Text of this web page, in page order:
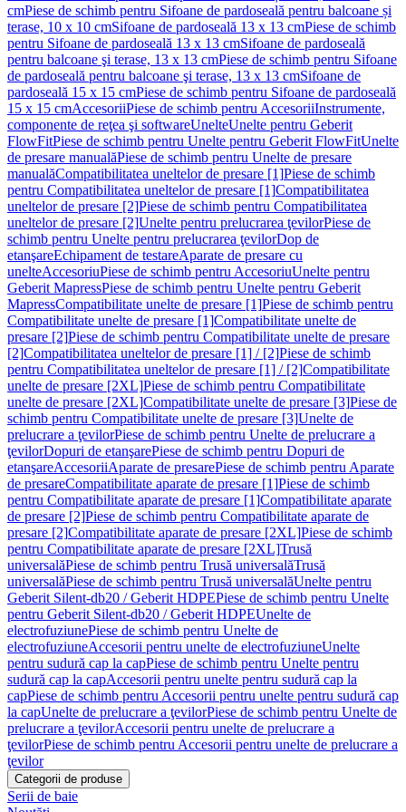
cmPiese de schimb pentru Sifoane de pardoseală pentru balcoane și
terase, 10 x 10 cmSifoane de pardoseală 13 x 13 cmPiese de schimb
pentru Sifoane de pardoseală 13 x 13 cmSifoane de pardoseală
pentru balcoane şi terase, 13 x 13 cmPiese de schimb pentru Sifoane
de pardoseală pentru balcoane şi terase, 13 x 13 cmSifoane de
pardoseală 15 x 15 cmPiese de schimb pentru Sifoane de pardoseală
15 x 15 cmAccesoriiPiese de schimb pentru AccesoriiInstrumente,
componente de reţea şi softwareUnelteUnelte pentru Geberit
FlowFitPiese de schimb pentru Unelte pentru Geberit FlowFitUnelte
de presare manualăPiese de schimb pentru Unelte de presare
manualăCompatibilitatea uneltelor de presare [1]Piese de schimb
pentru Compatibilitatea uneltelor de presare [1]Compatibilitatea
uneltelor de presare [2]Piese de schimb pentru Compatibilitatea
uneltelor de presare [2]Unelte pentru prelucrarea ţevilorPiese de
schimb pentru Unelte pentru prelucrarea ţevilorDop de
etanşareEchipament de testareAparate de presare cu
unelteAccesoriuPiese de schimb pentru AccesoriuUnelte pentru
Geberit MapressPiese de schimb pentru Unelte pentru Geberit
MapressCompatibilitate unelte de presare [1]Piese de schimb pentru
Compatibilitate unelte de presare [1]Compatibilitate unelte de
presare [2]Piese de schimb pentru Compatibilitate unelte de presare
[2]Compatibilitatea uneltelor de presare [1] / [2]Piese de schimb
pentru Compatibilitatea uneltelor de presare [1] / [2]Compatibilitate
unelte de presare [2XL]Piese de schimb pentru Compatibilitate
unelte de presare [2XL]Compatibilitate unelte de presare [3]Piese de
schimb pentru Compatibilitate unelte de presare [3]Unelte de
prelucrare a ţevilorPiese de schimb pentru Unelte de prelucrare a
ţevilorDopuri de etanşarePiese de schimb pentru Dopuri de
etanşareAccesoriiAparate de presarePiese de schimb pentru Aparate
de presareCompatibilitate aparate de presare [1]Piese de schimb
pentru Compatibilitate aparate de presare [1]Compatibilitate aparate
de presare [2]Piese de schimb pentru Compatibilitate aparate de
presare [2]Compatibilitate aparate de presare [2XL]Piese de schimb
pentru Compatibilitate aparate de presare [2XL]Trusă
universalăPiese de schimb pentru Trusă universalăTrusă
universalăPiese de schimb pentru Trusă universalăUnelte pentru
Geberit Silent-db20 / Geberit HDPEPiese de schimb pentru Unelte
pentru Geberit Silent-db20 / Geberit HDPEUnelte de
electrofuziunePiese de schimb pentru Unelte de
electrofuziuneAccesorii pentru unelte de electrofuziuneUnelte
pentru sudură cap la capPiese de schimb pentru Unelte pentru
sudură cap la capAccesorii pentru unelte pentru sudură cap la
capPiese de schimb pentru Accesorii pentru unelte pentru sudură cap
la capUnelte de prelucrare a ţevilorPiese de schimb pentru Unelte de
prelucrare a ţevilorAccesorii pentru unelte de prelucrare a
ţevilorPiese de schimb pentru Accesorii pentru unelte de prelucrare a
ţevilor
Categorii de produse
Serii de baie